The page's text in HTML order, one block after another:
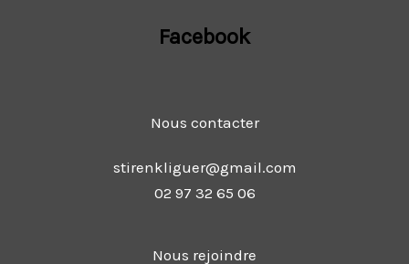
Facebook
Nous contacter
stirenkliguer@gmail.com
02 97 32 65 06
Nous rejoindre